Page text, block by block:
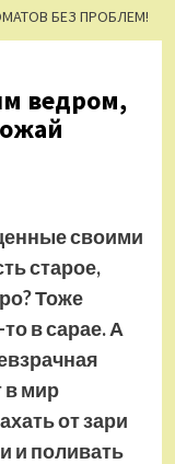
БЕЗ ПРОБЛЕМ!
ведром,
своими
старое,
Тоже
в сарае. А
в мир
от зари
и поливать